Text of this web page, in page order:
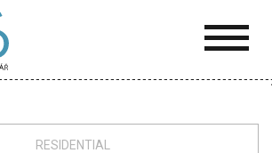
RESIDENTIAL